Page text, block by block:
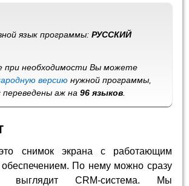
язык программы:РУССКИЙ
при необходимости Вы можете
версию нужной программы,
переведены аж на96 языков.
снимок экрана с работающим
По нему можно сразу
выглядит CRM-система. Мы